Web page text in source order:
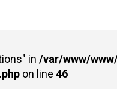
in /var/www/
on line 46